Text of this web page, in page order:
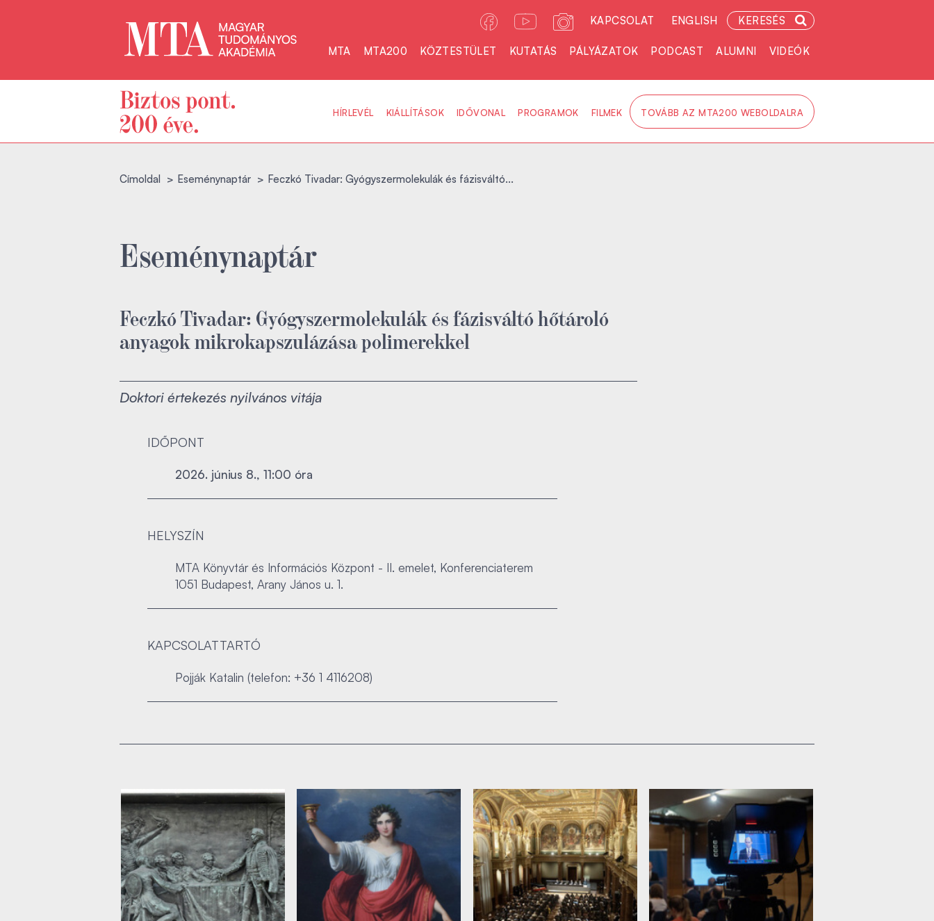
KAPCSOLAT ENGLISH KERESÉS
MTA MTA200 KÖZTESTÜLET KUTATÁS PÁLYÁZATOK PODCAST ALUMNI VIDEÓK
HÍRLEVÉL KIÁLLÍTÁSOK IDŐVONAL PROGRAMOK FILMEK TOVÁBB AZ MTA200 WEBOLDALRA
Címoldal Eseménynaptár Feczkó Tivadar: Gyógyszermolekulák és fázisváltó...
Eseménynaptár
Feczkó Tivadar: Gyógyszermolekulák és fázisváltó hőtároló
anyagok mikrokapszulázása polimerekkel
Doktori értekezés nyilvános vitája
IDŐPONT
2026. június 8., 11:00 óra
HELYSZÍN
MTA Könyvtár és Információs Központ - II. emelet, Konferenciaterem
1051 Budapest, Arany János u. 1.
KAPCSOLATTARTÓ
Pojják Katalin (telefon: +36 1 4116208)